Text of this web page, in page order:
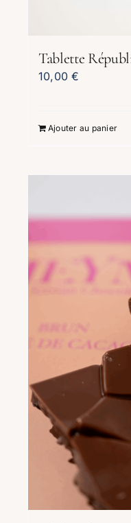
Tablette
10,00€
Ajouter au panier